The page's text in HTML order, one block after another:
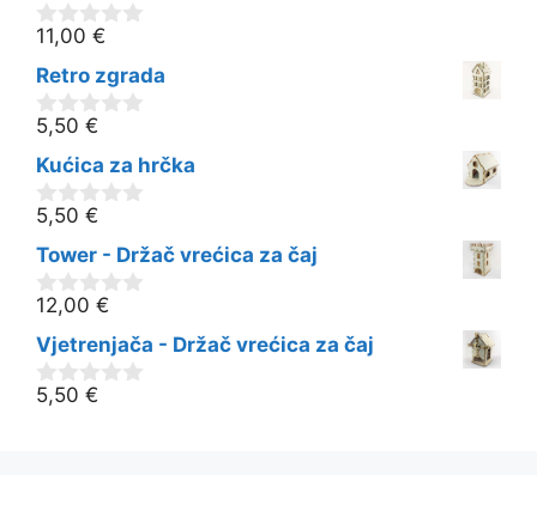
0
o
d
5
11,00 €
Retro zgrada
0
o
d
5
5,50 €
Kućica za hrčka
0
o
d
5
5,50 €
Tower - Držač vrećica za čaj
0
o
d
5
12,00 €
Vjetrenjača - Držač vrećica za čaj
0
5,50 €